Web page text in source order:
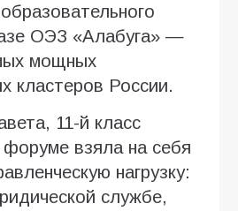
ОЭЗ «Алабуга» —
мощных
кластеров России.
11-й класс
взяла на себя
нагрузку:
службе,